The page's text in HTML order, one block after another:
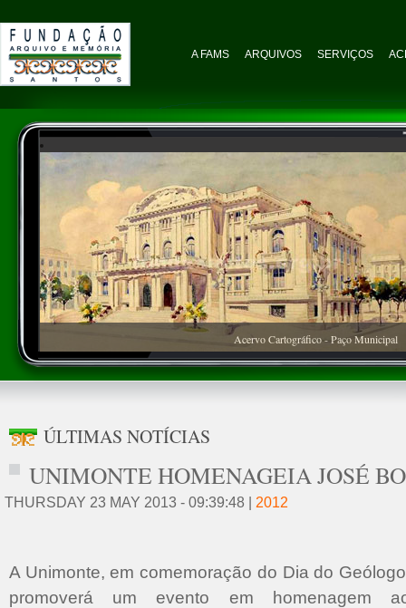
A FAMS ARQUIVOS SERVIÇOS
Acervo Cartográfico - Paço Municipal
ÚLTIMAS NOTÍCIAS
UNIMONTE HOMENAGEIA JOSÉ
THURSDAY 23 MAY 2013 - 09:39:48 | 2012
A Unimonte, em comemoração do Dia do
promoverá um evento em homenagem